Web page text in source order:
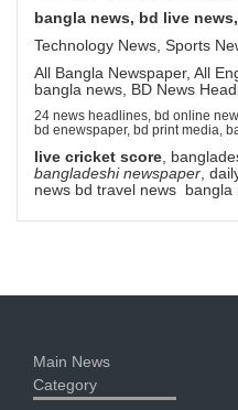
bangla news, bd live
Technology News, Sports
All Bangla Newspaper, All
bangla news, BD News
24 news headlines, bd online
bd enewspaper, bd print media,
live cricket score ,
bangladeshi newspaper ,
news bd travel news bangla
Main News
Category